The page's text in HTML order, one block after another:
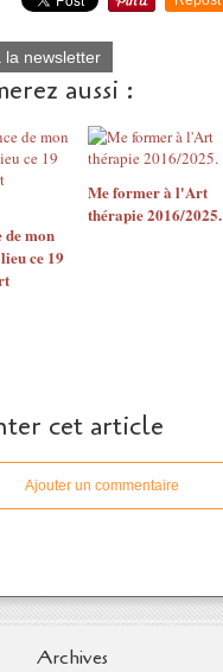
la newsletter
aussi :
de mon
ce 19
Me former à l'Art
thérapie 2016/2025.
cet article
Ajouter un commentaire
Archives